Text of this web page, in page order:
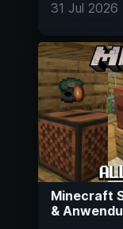
31 Jul 2026
Minecraft
&